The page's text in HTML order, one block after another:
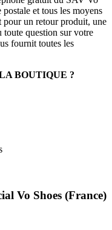
et tous les moyens
un retour produit, une
toute question sur votre
fournit toutes les
BOUTIQUE ?
Vo Shoes (France)